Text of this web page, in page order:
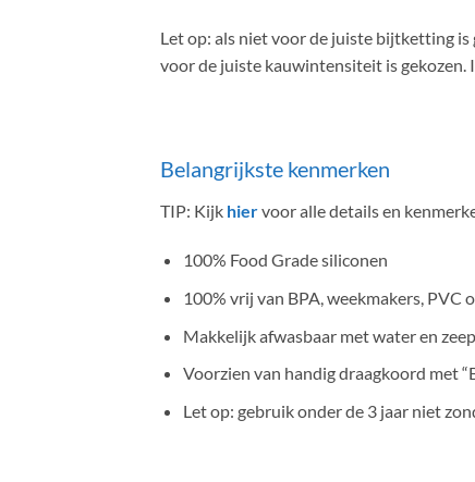
Let op: als niet voor de juiste bijtketting
voor de juiste kauwintensiteit is gekozen.
Belangrijkste kenmerken
TIP: Kijk hiervoor alle details en
100% Food Grade siliconen
100% vrij van BPA, weekmakers, PVC
Makkelijk afwasbaar met water en zeep.
Voorzien van handig draagkoord met
Let op: gebruik onder de 3 jaar niet